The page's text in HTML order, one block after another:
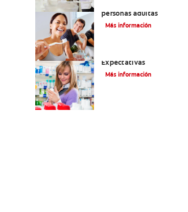
personas adultas
Más información
Expectativas
Más información